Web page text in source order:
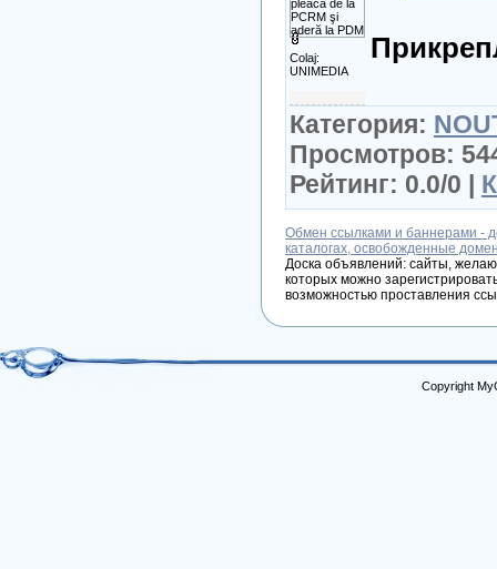
Colaj:
UNIMEDIA
Категория:
Просмотров:
Рейтинг: 0.0/0 |
Обмен ссылками и баннерами -
каталогах, освобожденные
Доска объявлений: сайты,
которых можно
возможностью проставления
Copyright